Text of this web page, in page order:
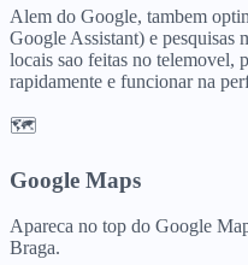
Alem do Google, tambem
Google Assistant) e pesquisas
locais sao feitas no telemovel,
rapidamente e funcionar na
🗺️
Google Maps
Apareca no top do Google
Braga.